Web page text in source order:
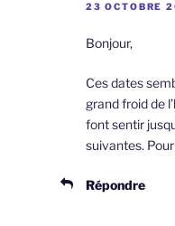
23 OCTOBRE
Bonjour,
Ces dates
grand froid de
font sentir
suivantes.
Répondre